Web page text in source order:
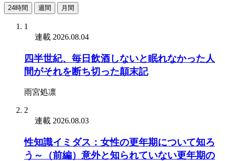
24時間 週間 月間
1
連載 2026.08.04
四半世紀、毎日飲酒しないと眠れなかった人
間がそれを断ち切った顛末記
雨宮処凛
2
連載 2026.08.03
性知識イミダス：女性の更年期について知ろ
う～（前編）意外と知られていない更年期の